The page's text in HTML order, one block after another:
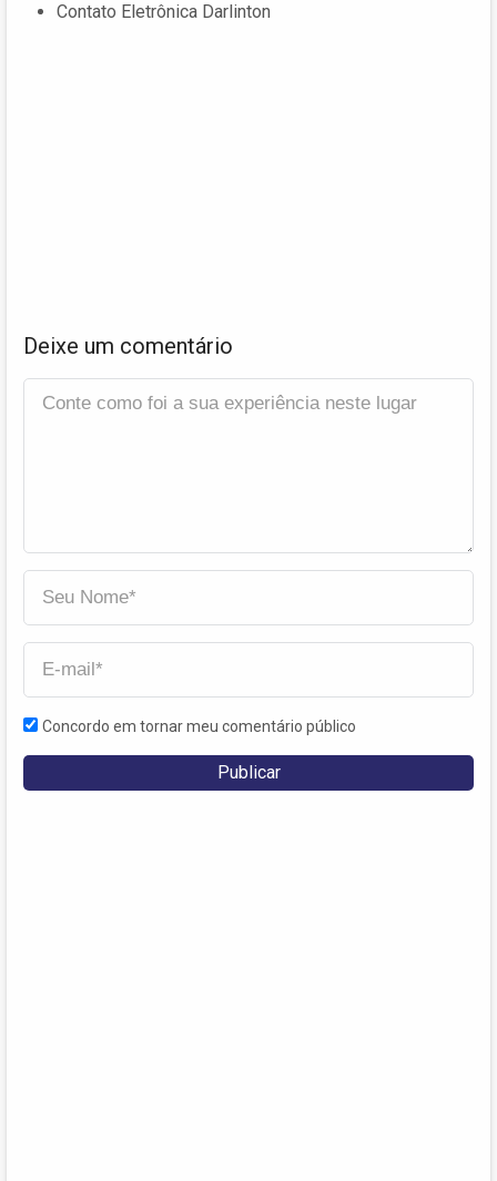
Contato Eletrônica Darlinton
Deixe um comentário
Concordo em tornar meu comentário público